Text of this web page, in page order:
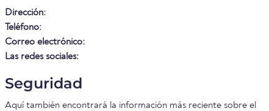
Dirección:
Teléfono:
Correo electrónico:
Las redes sociales:
Seguridad
Aquí también encontrará la información más reciente sobre el